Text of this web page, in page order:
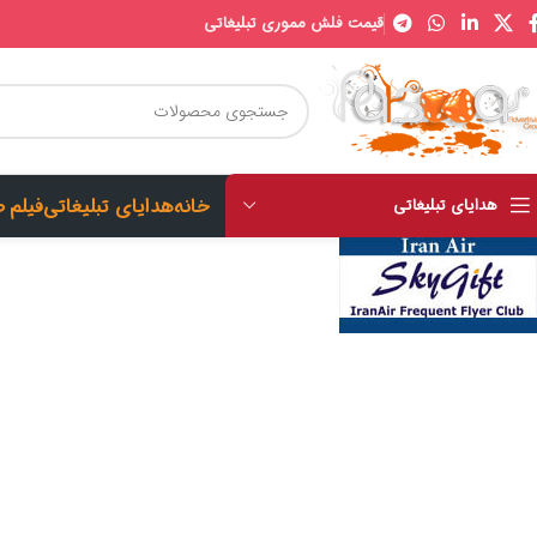
قیمت فلش مموری تبلیغاتی
هدایای تبلیغاتی خانههدایای تبلیغاتیفیلم